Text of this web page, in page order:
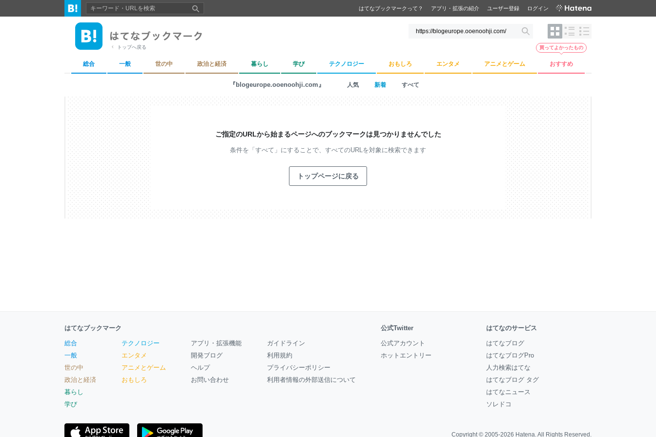
はてなブックマークって？ アプリ・拡張の紹介 ユーザー登録 ログイン
トップへ戻る
総合 一般 世の中 政治と経済 暮らし 学び テクノロジー おもしろ エンタメ アニメとゲーム おすすめ
買ってよかったもの
『blogeurope.ooenoohji.com』 人気 新着 すべて
ご指定のURLから始まるページへのブックマークは見つかりませんでした
条件を「すべて」にすることで、 すべてのURLを対象に検索できます
トップページに戻る
はてなブックマーク
総合
一般
世の中
政治と経済
暮らし
学び
テクノロジー
エンタメ
アニメとゲーム
おもしろ
アプリ・拡張機能
開発ブログ
ヘルプ
お問い合わせ
ガイドライン
利用規約
プライバシーポリシー
利用者情報の外部送信について
公式Twitter
公式アカウント
ホットエントリー
はてなのサービス
はてなブログ
はてなブログPro
人力検索はてな
はてなブログ タグ
はてなニュース
ソレドコ
Copyright © 2005-2026 Hatena. All Rights Reserved.